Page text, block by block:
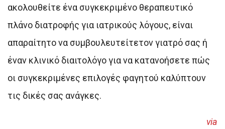
ακολουθείτε ένα συγκεκριμένο θεραπευτικό
πλάνο διατροφής για ιατρικούς λόγους, είναι
απαραίτητο να συμβουλευτείτετον γιατρό σας ή
έναν κλινικό διαιτολόγο για να κατανοήσετε πώς
οι συγκεκριμένες επιλογές φαγητού καλύπτουν
τις δικές σας ανάγκες.
via